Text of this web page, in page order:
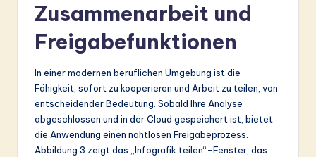
Zusammenarbeit und
Freigabefunktionen
In einer modernen beruflichen Umgebung ist die
Fähigkeit, sofort zu kooperieren und Arbeit zu teilen, von
entscheidender Bedeutung. Sobald Ihre Analyse
abgeschlossen und in der Cloud gespeichert ist, bietet
die Anwendung einen nahtlosen Freigabeprozess.
Abbildung 3 zeigt das „Infografik teilen“-Fenster, das